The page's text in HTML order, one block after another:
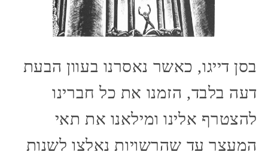
בסן דייגו, כאשר נאסרנו בעוון הבעת
דעה בלבד, הזמנו את כל חברינו
להצטרף אלינו ומילאנו את תאי
המעצר עד שהרשויות נאלצו לשנות